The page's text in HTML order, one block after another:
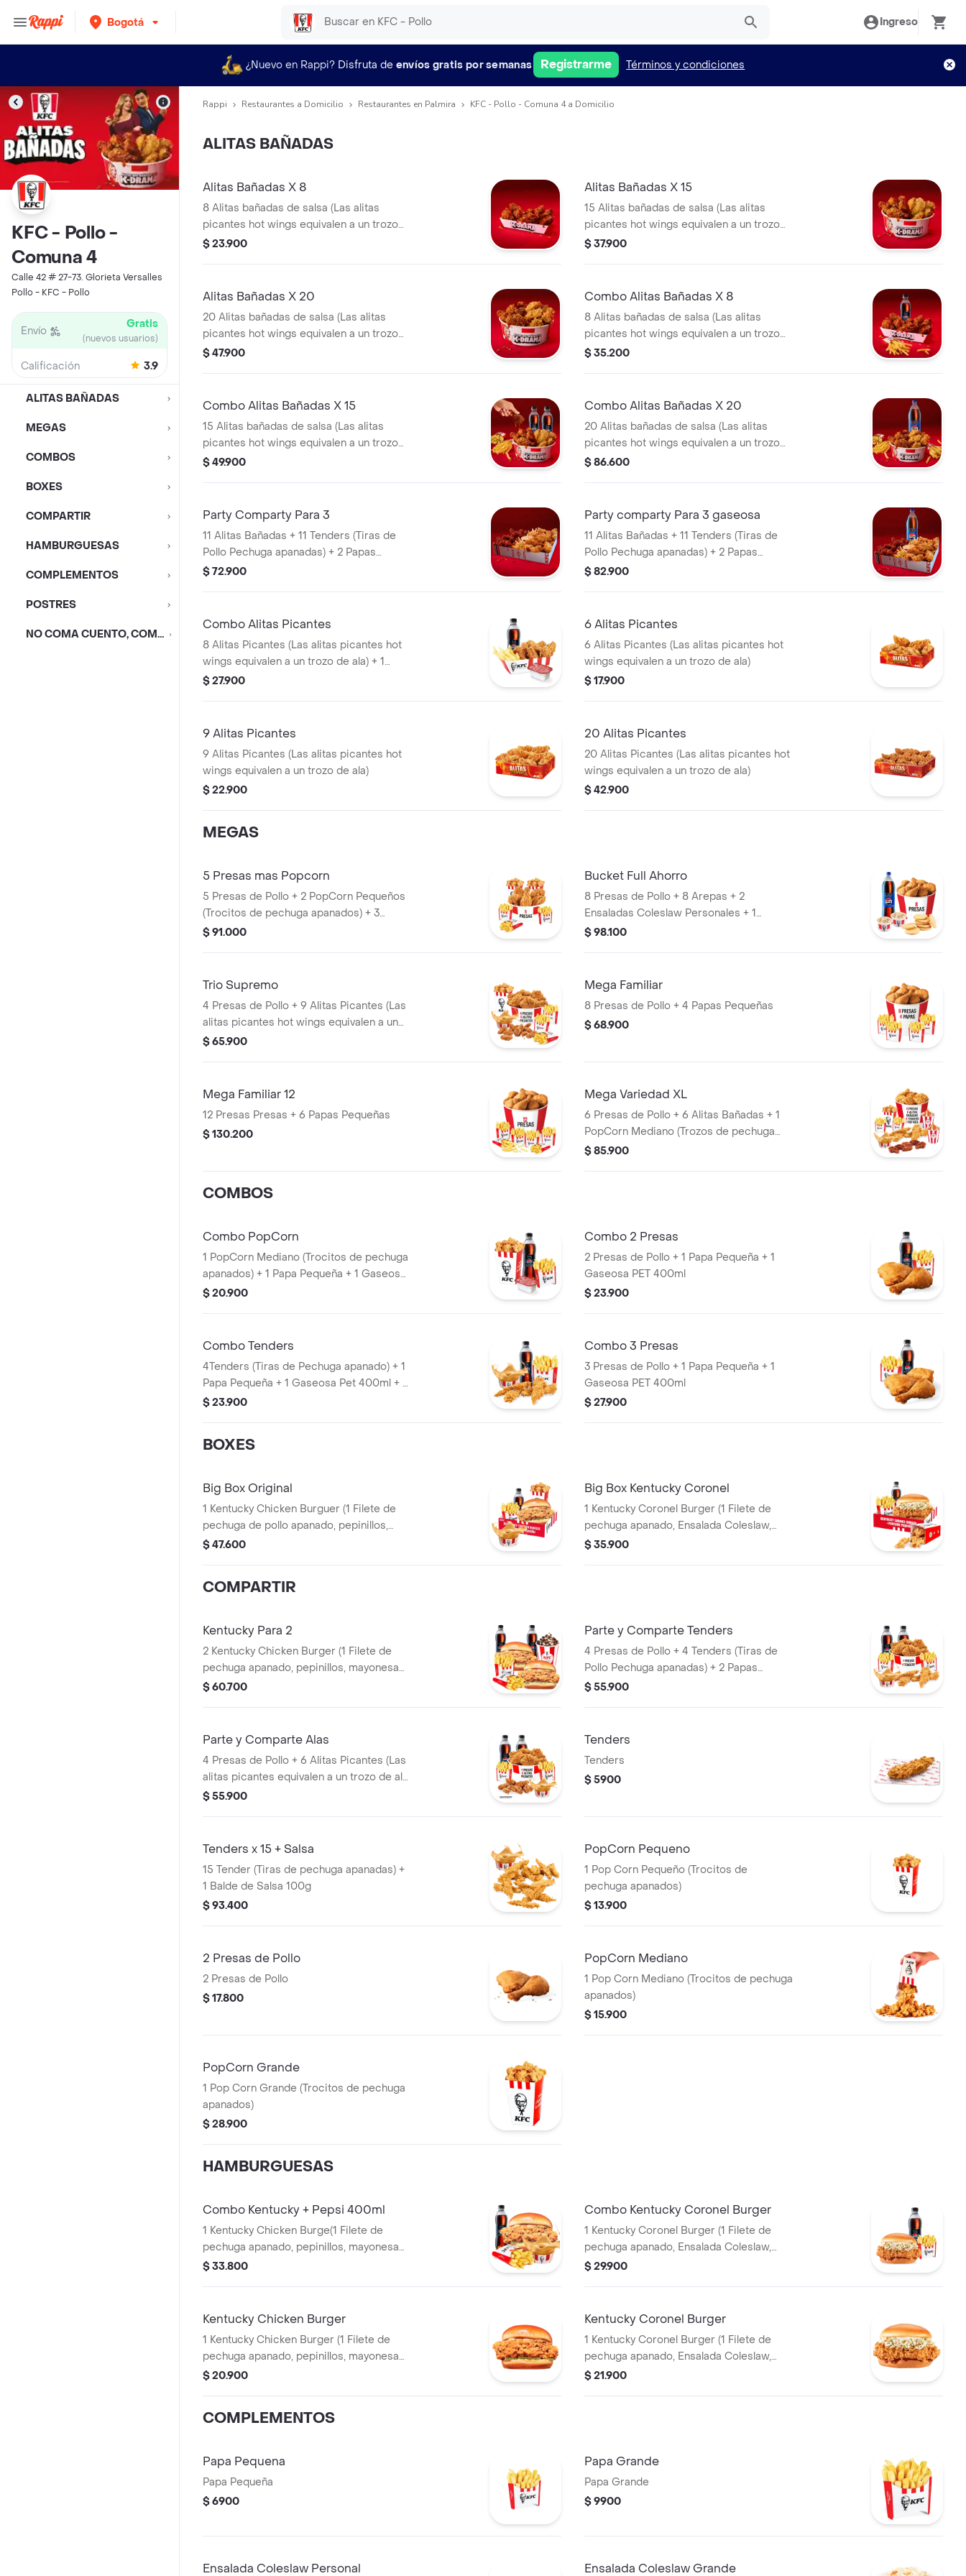
Bogotá Ingreso
¿Nuevo en Rappi? Disfruta de envíos gratis por semanas Registrarme Términos y condiciones
KFC - Pollo -
Comuna 4
Calle 42 # 27-73. Glorieta Versalles
Pollo - KFC - Pollo
Envío Gratis
(nuevos usuarios)
Calificación 3.9
ALITAS BAÑADAS
MEGAS
COMBOS
BOXES
COMPARTIR
HAMBURGUESAS
COMPLEMENTOS
POSTRES
NO COMA CUENTO, COMA DESCUENTO
Rappi Restaurantes a Domicilio Restaurantes en Palmira KFC - Pollo - Comuna 4 a Domicilio
ALITAS BAÑADAS
Alitas Bañadas X 8
8 Alitas bañadas de salsa (Las alitas
picantes hot wings equivalen a un trozo
de ala)
$ 23.900
Alitas Bañadas X 15
15 Alitas bañadas de salsa (Las alitas
picantes hot wings equivalen a un trozo
de ala)
$ 37.900
Alitas Bañadas X 20
20 Alitas bañadas de salsa (Las alitas
picantes hot wings equivalen a un trozo
de ala)
$ 47.900
Combo Alitas Bañadas X 8
8 Alitas bañadas de salsa (Las alitas
picantes hot wings equivalen a un trozo
de ala) + 1 Papa Pequeña + 1 Gaseosa Pet
$ 35.200
Combo Alitas Bañadas X 15
15 Alitas bañadas de salsa (Las alitas
picantes hot wings equivalen a un trozo
de ala) + 2 Papa Pequeña + 2 Gaseosa Pet
$ 49.900
Combo Alitas Bañadas X 20
20 Alitas bañadas de salsa (Las alitas
picantes hot wings equivalen a un trozo
de ala) + 3 Papa Pequeña + 1 Gaseosa 1,5
$ 86.600
Party Comparty Para 3
11 Alitas Bañadas + 11 Tenders (Tiras de
Pollo Pechuga apanadas) + 2 Papas
$ 72.900
Party comparty Para 3 gaseosa
11 Alitas Bañadas + 11 Tenders (Tiras de
Pollo Pechuga apanadas) + 2 Papas
Pequeñas + 1 Balde de Salsa 100g + 1
$ 82.900
Combo Alitas Picantes
8 Alitas Picantes (Las alitas picantes hot
wings equivalen a un trozo de ala) + 1
Papa Pequeña + 1 Gaseosa PET 400ml + +
$ 27.900
6 Alitas Picantes
6 Alitas Picantes (Las alitas picantes hot
wings equivalen a un trozo de ala)
$ 17.900
9 Alitas Picantes
9 Alitas Picantes (Las alitas picantes hot
wings equivalen a un trozo de ala)
$ 22.900
20 Alitas Picantes
20 Alitas Picantes (Las alitas picantes hot
wings equivalen a un trozo de ala)
$ 42.900
MEGAS
5 Presas mas Popcorn
5 Presas de Pollo + 2 PopCorn Pequeños
(Trocitos de pechuga apanados) + 3
Papas Pequeñas
$ 91.000
Bucket Full Ahorro
8 Presas de Pollo + 8 Arepas + 2
Ensaladas Coleslaw Personales + 1
Gaseosa 1,5 Litros
$ 98.100
Trio Supremo
4 Presas de Pollo + 9 Alitas Picantes (Las
alitas picantes hot wings equivalen a un
trozo de ala) + 1 PopCorn Mediano (Trozos
$ 65.900
Mega Familiar
8 Presas de Pollo + 4 Papas Pequeñas
$ 68.900
Mega Familiar 12
12 Presas Presas + 6 Papas Pequeñas
$ 130.200
Mega Variedad XL
6 Presas de Pollo + 6 Alitas Bañadas + 1
PopCorn Mediano (Trozos de pechuga
apanados) + 4 Tenders (Tiras de Pollo
$ 85.900
COMBOS
Combo PopCorn
1 PopCorn Mediano (Trocitos de pechuga
apanados) + 1 Papa Pequeña + 1 Gaseosa
PET 400ml + 1 Blister de Salsa BBQ
$ 20.900
Combo 2 Presas
2 Presas de Pollo + 1 Papa Pequeña + 1
Gaseosa PET 400ml
$ 23.900
Combo Tenders
4Tenders (Tiras de Pechuga apanado) + 1
Papa Pequeña + 1 Gaseosa Pet 400ml + 1
$ 23.900
Combo 3 Presas
3 Presas de Pollo + 1 Papa Pequeña + 1
Gaseosa PET 400ml
$ 27.900
BOXES
Big Box Original
1 Kentucky Chicken Burguer (1 Filete de
pechuga de pollo apanado, pepinillos,
mayonesa premium y mantequilla) + 1
$ 47.600
Big Box Kentucky Coronel
1 Kentucky Coronel Burger (1 Filete de
pechuga apanado, Ensalada Coleslaw,
BBQ y mantequilla) + 1 Pop Corn
$ 35.900
COMPARTIR
Kentucky Para 2
2 Kentucky Chicken Burger (1 Filete de
pechuga apanado, pepinillos, mayonesa
premium y mantequilla) + 2 Papas
$ 60.700
Parte y Comparte Tenders
4 Presas de Pollo + 4 Tenders (Tiras de
Pollo Pechuga apanadas) + 2 Papas
Pequeñas + 1 Balde de Salsa 100g + 2
$ 55.900
Parte y Comparte Alas
4 Presas de Pollo + 6 Alitas Picantes (Las
alitas picantes equivalen a un trozo de ala)
+ 2 Papas Pequeñas + 2 Gaseosas Pet
$ 55.900
Tenders
Tenders
$ 5900
Tenders x 15 + Salsa
15 Tender (Tiras de pechuga apanadas) +
1 Balde de Salsa 100g
$ 93.400
PopCorn Pequeno
1 Pop Corn Pequeño (Trocitos de
pechuga apanados)
$ 13.900
2 Presas de Pollo
2 Presas de Pollo
$ 17.800
PopCorn Mediano
1 Pop Corn Mediano (Trocitos de pechuga
apanados)
$ 15.900
PopCorn Grande
1 Pop Corn Grande (Trocitos de pechuga
apanados)
$ 28.900
HAMBURGUESAS
Combo Kentucky + Pepsi 400ml
1 Kentucky Chicken Burge(1 Filete de
pechuga apanado, pepinillos, mayonesa
premium y mantequilla) + 1 Papa Pequeña
$ 33.800
Combo Kentucky Coronel Burger
1 Kentucky Coronel Burger (1 Filete de
pechuga apanado, Ensalada Coleslaw,
BBQ y mantequilla) + 1 Papa Pequeña + 1
$ 29.900
Kentucky Chicken Burger
1 Kentucky Chicken Burger (1 Filete de
pechuga apanado, pepinillos, mayonesa
premium y mantequilla)
$ 20.900
Kentucky Coronel Burger
1 Kentucky Coronel Burger (1 Filete de
pechuga apanado, Ensalada Coleslaw,
BBQ y mantequilla)
$ 21.900
COMPLEMENTOS
Papa Pequena
Papa Pequeña
$ 6900
Papa Grande
Papa Grande
$ 9900
Ensalada Coleslaw Personal Ensalada Coleslaw Grande